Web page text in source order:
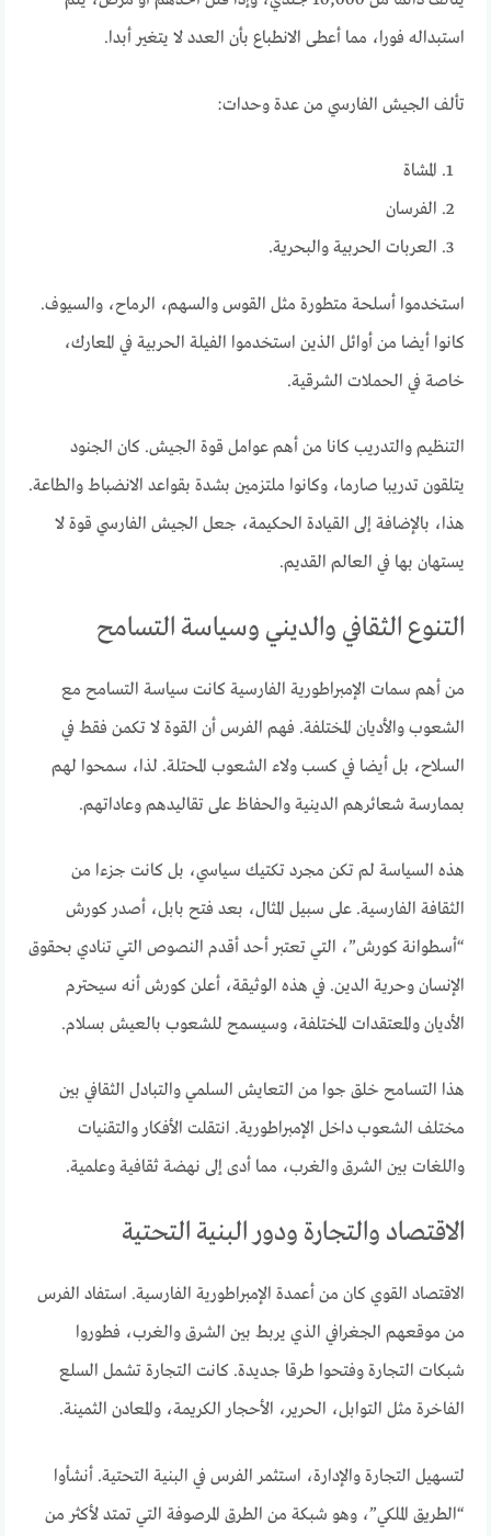
استبداله فورا، مما أعطى الانطباع بأن العدد لا يتغير أبدا.
تألف الجيش الفارسي من عدة وحدات:
المشاة
الفرسان
العربات الحربية والبحرية.
استخدموا أسلحة متطورة مثل القوس والسهم، الرماح، والسيوف.
كانوا أيضا من أوائل الذين استخدموا الفيلة الحربية في المعارك،
خاصة في الحملات الشرقية.
التنظيم والتدريب كانا من أهم عوامل قوة الجيش. كان الجنود
يتلقون تدريبا صارما، وكانوا ملتزمين بشدة بقواعد الانضباط والطاعة.
هذا، بالإضافة إلى القيادة الحكيمة، جعل الجيش الفارسي قوة لا
يستهان بها في العالم القديم.
التنوع الثقافي والديني وسياسة التسامح
من أهم سمات الإمبراطورية الفارسية كانت سياسة التسامح مع
الشعوب والأديان المختلفة. فهم الفرس أن القوة لا تكمن فقط في
السلاح، بل أيضا في كسب ولاء الشعوب المحتلة. لذا، سمحوا لهم
بممارسة شعائرهم الدينية والحفاظ على تقاليدهم وعاداتهم.
هذه السياسة لم تكن مجرد تكتيك سياسي، بل كانت جزءا من
الثقافة الفارسية. على سبيل المثال، بعد فتح بابل، أصدر كورش
“أسطوانة كورش”، التي تعتبر أحد أقدم النصوص التي تنادي بحقوق
الإنسان وحرية الدين. في هذه الوثيقة، أعلن كورش أنه سيحترم
الأديان والمعتقدات المختلفة، وسيسمح للشعوب بالعيش بسلام.
هذا التسامح خلق جوا من التعايش السلمي والتبادل الثقافي بين
مختلف الشعوب داخل الإمبراطورية. انتقلت الأفكار والتقنيات
واللغات بين الشرق والغرب، مما أدى إلى نهضة ثقافية وعلمية.
الاقتصاد والتجارة ودور البنية التحتية
الاقتصاد القوي كان من أعمدة الإمبراطورية الفارسية. استفاد الفرس
من موقعهم الجغرافي الذي يربط بين الشرق والغرب، فطوروا
شبكات التجارة وفتحوا طرقا جديدة. كانت التجارة تشمل السلع
الفاخرة مثل التوابل، الحرير، الأحجار الكريمة، والمعادن الثمينة.
لتسهيل التجارة والإدارة، استثمر الفرس في البنية التحتية. أنشأوا
“الطريق الملكي”، وهو شبكة من الطرق المرصوفة التي تمتد لأكثر من